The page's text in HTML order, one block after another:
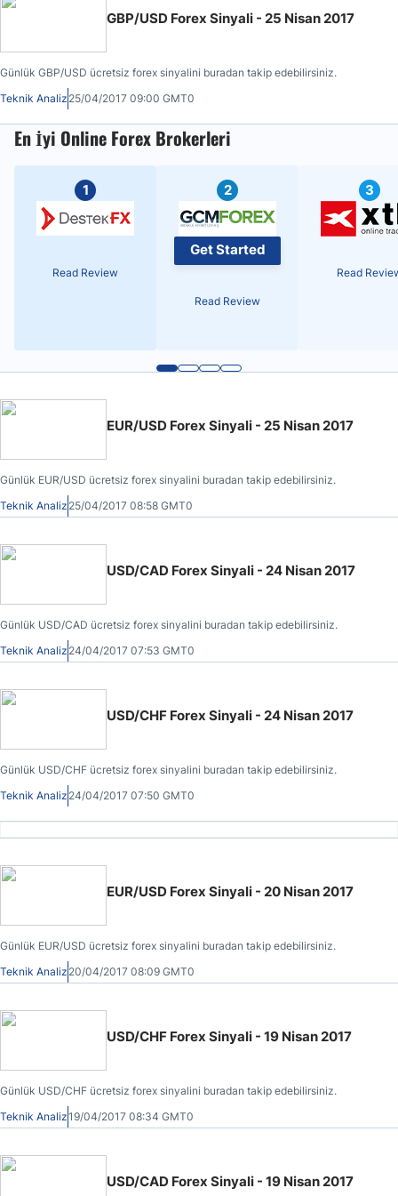
GBP/USD Forex Sinyali - 25 Nisan 2017
Günlük GBP/USD ücretsiz forex sinyalini buradan takip edebilirsiniz.
Teknik Analiz 25/04/2017 09:00 GMT0
En İyi Online Forex Brokerleri
1
Read Review
2
Get Started
Read Review
3
Read
EUR/USD Forex Sinyali - 25 Nisan 2017
Günlük EUR/USD ücretsiz forex sinyalini buradan takip edebilirsiniz.
Teknik Analiz 25/04/2017 08:58 GMT0
USD/CAD Forex Sinyali - 24 Nisan 2017
Günlük USD/CAD ücretsiz forex sinyalini buradan takip edebilirsiniz.
Teknik Analiz 24/04/2017 07:53 GMT0
USD/CHF Forex Sinyali - 24 Nisan 2017
Günlük USD/CHF ücretsiz forex sinyalini buradan takip edebilirsiniz.
Teknik Analiz 24/04/2017 07:50 GMT0
EUR/USD Forex Sinyali - 20 Nisan 2017
Günlük EUR/USD ücretsiz forex sinyalini buradan takip edebilirsiniz.
Teknik Analiz 20/04/2017 08:09 GMT0
USD/CHF Forex Sinyali - 19 Nisan 2017
Günlük USD/CHF ücretsiz forex sinyalini buradan takip edebilirsiniz.
Teknik Analiz19/04/2017 08:34 GMT0
USD/CAD Forex Sinyali - 19 Nisan 2017